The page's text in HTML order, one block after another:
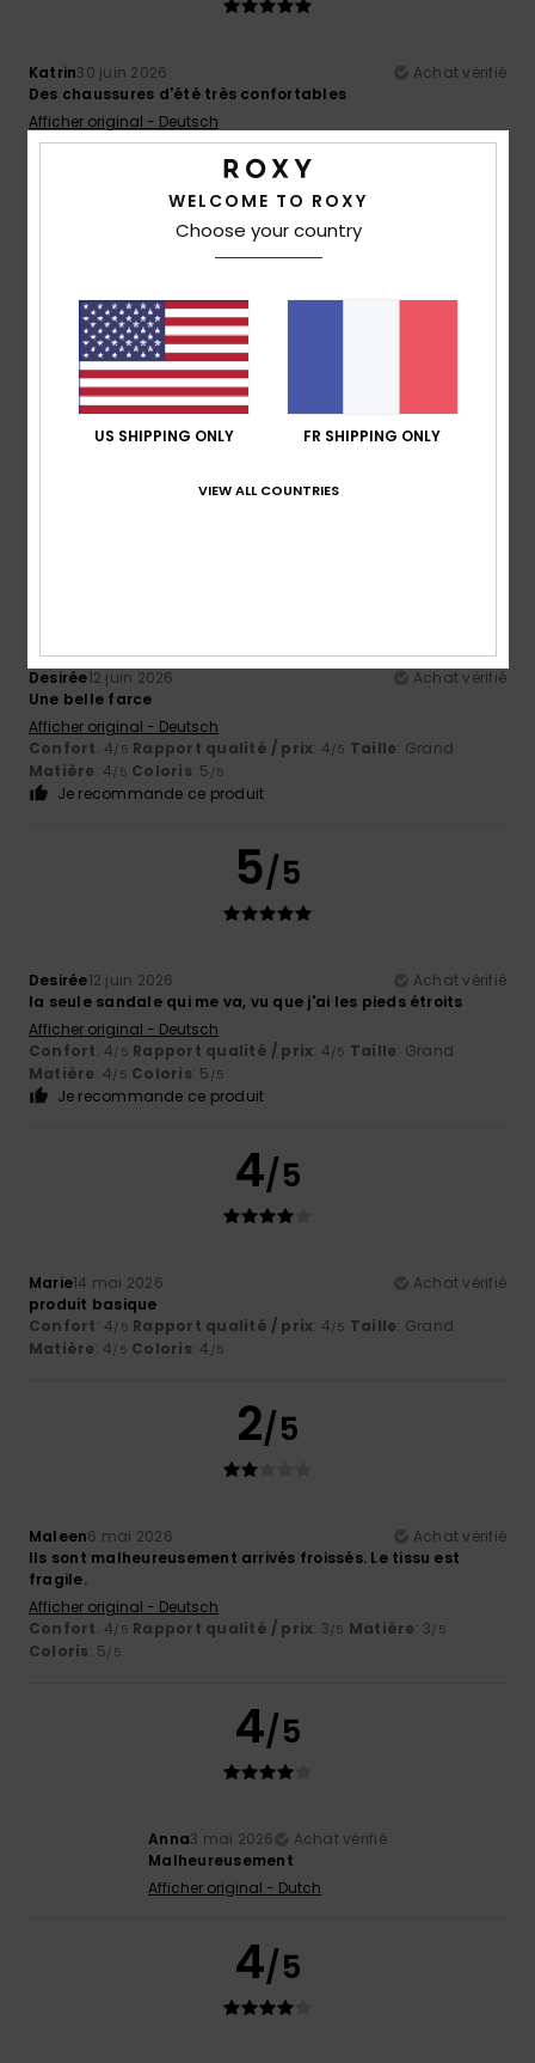
Katrin30 juin 2026
Achat vérifié
Des chaussures d'été très confortables
Afficher original - Deutsch
Confort: 5/5 Rapport qualité / prix: 5/5 Taille: Grand
4/5
Natalie14 juin 2026
Jolie couleur et bonne coupe :)
Confort: 4 Rapport qualité / prix: 5 Taille : Taille
Je recommande ce produit
Desirée12 juin 2026
Achat vérifié
Une belle farce
Afficher original - Deutsch
Confort: 4/5 Rapport qualité / prix: 4/5 Taille: Grand
Matière: 4/5 Coloris: 5 /5
Je recommande ce produit
5/5
Desirée12 juin 2026
Achat vérifié
la seule sandale qui me va, vu que j'ai les pieds étroits
Afficher original - Deutsch
Confort: 4/5 Rapport qualité / prix: 4/5 Taille: Grand
Matière: 4/5 Coloris: 5 /5
Je recommande ce produit
4/5
Marie14 mai 2026
Achat vérifié
produit basique
Confort: 4/5 Rapport qualité / prix: 4/5 Taille: Grand
Matière: 4/5 Coloris: 4 /5
2/5
Maleen6 mai 2026
Achat vérifié
Ils sont malheureusement arrivés froissés. Le tissu est
fragile.
Afficher original - Deutsch
Confort: 4/5 Rapport qualité / prix: 3/5 Matière: 3/5
Coloris: 5/5
4/5
Anna3 mai 2026
Achat vérifié
Malheureusement
Afficher original - Dutch
4/5
WELCOME TO ROXY
Choose your country
US SHIPPING ONLY FR SHIPPING ONLY
VIEW ALL COUNTRIES